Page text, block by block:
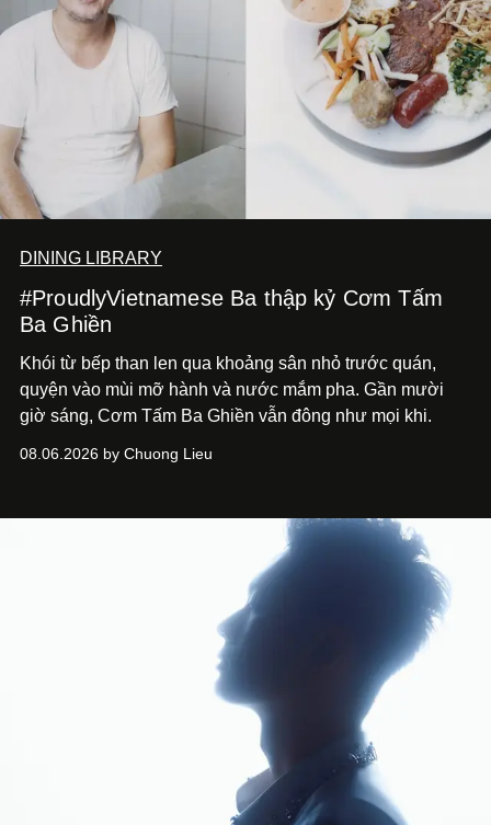
DINING LIBRARY
#ProudlyVietnamese Ba thập kỷ Cơm Tấm
Ba Ghiền
Khói từ bếp than len qua khoảng sân nhỏ trước quán,
quyện vào mùi mỡ hành và nước mắm pha. Gần mười
giờ sáng, Cơm Tấm Ba Ghiền vẫn đông như mọi khi.
08.06.2026 by Chuong Lieu